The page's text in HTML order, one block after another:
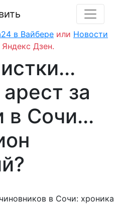
в Вайбере или Новости
Яндекс Дзен.
за
в Сочи...
в Сочи: хроника